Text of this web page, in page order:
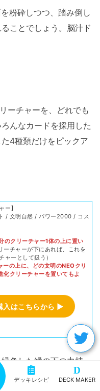
粉砕しつつ、踏み倒し
ことでしょう。脳汁ド
ーチャーを、どれでも
んなカードを採用した
4種類だけをピックア
ー】
/ 文明自然 / パワー2000 / コス
のクリーチャー1体の上に置い
ーチャーが下にあれば、これを
ャーとして扱う）
ーの上に、どの文明のNEOクリ
化クリーチャーを置いてもよ
入はこちらから ▶
色した縁の下の力持
デッキレシピ
D
DECK MAKER